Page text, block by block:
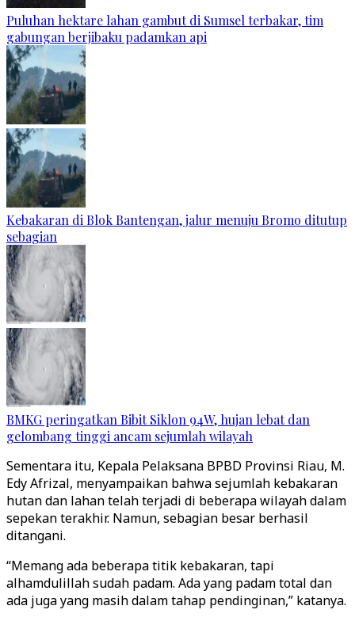
Puluhan hektare lahan gambut di Sumsel terbakar, tim
gabungan berjibaku padamkan api
Kebakaran di Blok Bantengan, jalur menuju Bromo ditutup
sebagian
BMKG peringatkan Bibit Siklon 94W, hujan lebat dan
gelombang tinggi ancam sejumlah wilayah
Sementara itu, Kepala Pelaksana BPBD Provinsi Riau, M.
Edy Afrizal, menyampaikan bahwa sejumlah kebakaran
hutan dan lahan telah terjadi di beberapa wilayah dalam
sepekan terakhir. Namun, sebagian besar berhasil
ditangani.
“Memang ada beberapa titik kebakaran, tapi
alhamdulillah sudah padam. Ada yang padam total dan
ada juga yang masih dalam tahap pendinginan,” katanya.